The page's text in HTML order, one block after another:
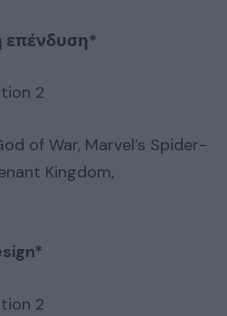
επένδυση*
2
of War, Marvel’s Spider-
Kingdom,
2